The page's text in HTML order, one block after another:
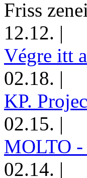
Friss
12.12. |
Végre itt
02.18. |
KP.
02.15. |
MOLTO -
02.14. |